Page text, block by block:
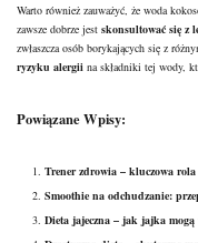
Warto również zauważyć, że woda
zawsze dobrze jest skonsultować się z
zwłaszcza osób borykających się z
ryzyku alergii na składniki tej wody,
Powiązane Wpisy:
Trener zdrowia – kluczowa
Smoothie na odchudzanie:
Dieta jajeczna – jak jajka